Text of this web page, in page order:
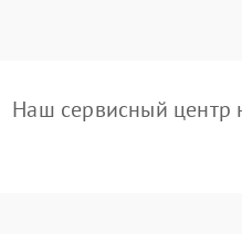
Наш сервисный центр